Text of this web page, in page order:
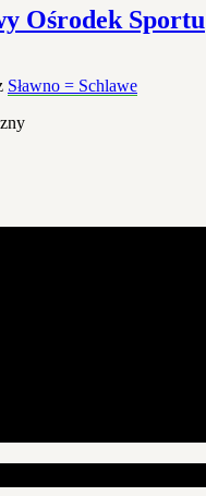
Ośrodek Sportu
Sławno = Schlawe